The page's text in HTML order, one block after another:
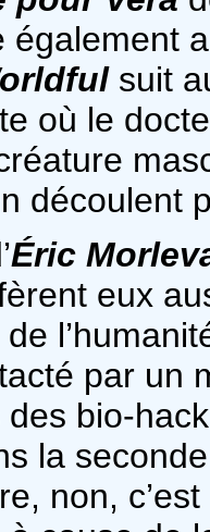
également
suit
où le
découlent
Éric
eux
par un
bio-
la
non, c’est